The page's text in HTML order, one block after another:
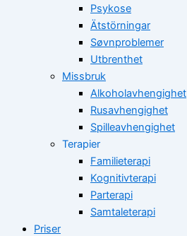
Psykose
Ätstörningar
Søvnproblemer
Utbrenthet
Missbruk
Alkoholavhengighet
Rusavhengighet
Spilleavhengighet
Terapier
Familieterapi
Kognitivterapi
Parterapi
Samtaleterapi
Priser